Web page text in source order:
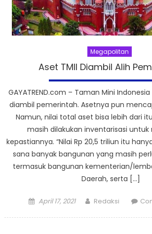
Megapolitan
Aset TMII Diambil Alih
GAYATREND.com – Taman Mini
diambil pemerintah. Asetnya pun
Namun, nilai total aset bisa lebih dari
masih dilakukan inventarisasi
kepastiannya. “Nilai Rp 20,5 triliun itu
sana banyak bangunan yang masih
termasuk bangunan kementerian/
Daerah, serta […]
Posted
April 17, 2021 Author
Redaksi